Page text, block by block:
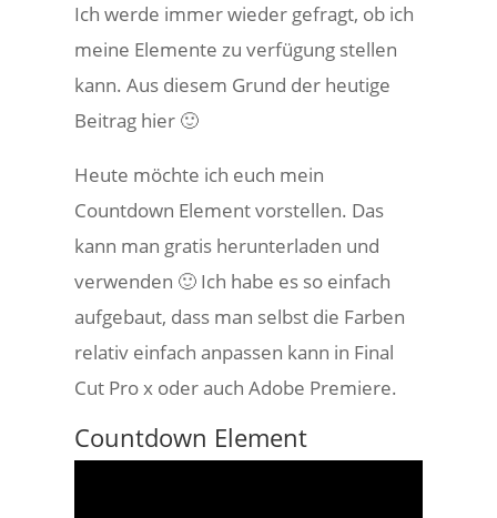
Ich werde immer wieder gefragt, ob ich
meine Elemente zu verfügung stellen
kann. Aus diesem Grund der heutige
Beitrag hier 🙂
Heute möchte ich euch mein
Countdown Element vorstellen. Das
kann man gratis herunterladen und
verwenden 🙂 Ich habe es so einfach
aufgebaut, dass man selbst die Farben
relativ einfach anpassen kann in Final
Cut Pro x oder auch Adobe Premiere.
Countdown Element